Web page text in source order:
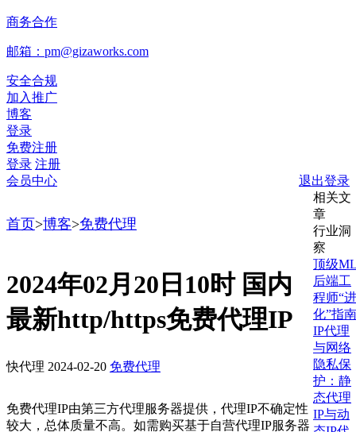
商务合作
邮箱：pm@gizaworks.com
安全合规
加入推广
博客
登录
免费注册
登录 注册
会员中心
退出登录
首页>博客>免费代理
2024年02月20日10时 国内
最新http/https免费代理IP
快代理 2024-02-20 免费代理
免费代理IP由第三方代理服务器提供，代理IP不确定性
较大，总体质量不高。如需购买基于自营代理IP服务器
相关文
章
行业洞
察
顶级
后端工
程师“进
化”指南
IP代理
与网络
隐私保
护：静
态代理
IP与动